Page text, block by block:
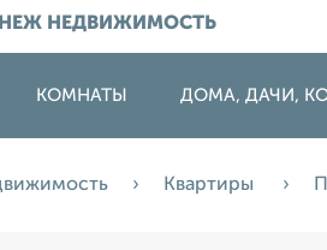
НЕДВИЖИМОСТЬ
КОМНАТЫ ДОМА, ДАЧИ,
Квартиры